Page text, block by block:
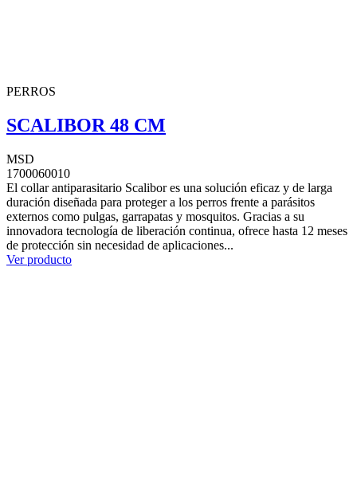
PERROS
SCALIBOR 48 CM
MSD
1700060010
El collar antiparasitario Scalibor es una solución eficaz y de larga
duración diseñada para proteger a los perros frente a parásitos
externos como pulgas, garrapatas y mosquitos. Gracias a su
innovadora tecnología de liberación continua, ofrece hasta 12 meses
de protección sin necesidad de aplicaciones...
Ver producto